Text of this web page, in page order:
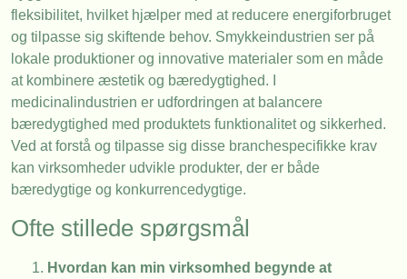
fleksibilitet, hvilket hjælper med at reducere energiforbruget
og tilpasse sig skiftende behov. Smykkeindustrien ser på
lokale produktioner og innovative materialer som en måde
at kombinere æstetik og bæredygtighed. I
medicinalindustrien er udfordringen at balancere
bæredygtighed med produktets funktionalitet og sikkerhed.
Ved at forstå og tilpasse sig disse branchespecifikke krav
kan virksomheder udvikle produkter, der er både
bæredygtige og konkurrencedygtige.
Ofte stillede spørgsmål
Hvordan kan min virksomhed begynde at